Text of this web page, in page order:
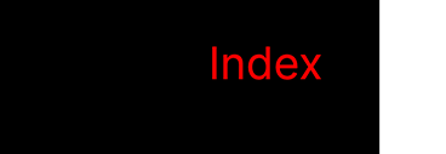
3 april 2024